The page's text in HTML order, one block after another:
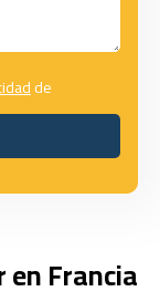
de
Francia